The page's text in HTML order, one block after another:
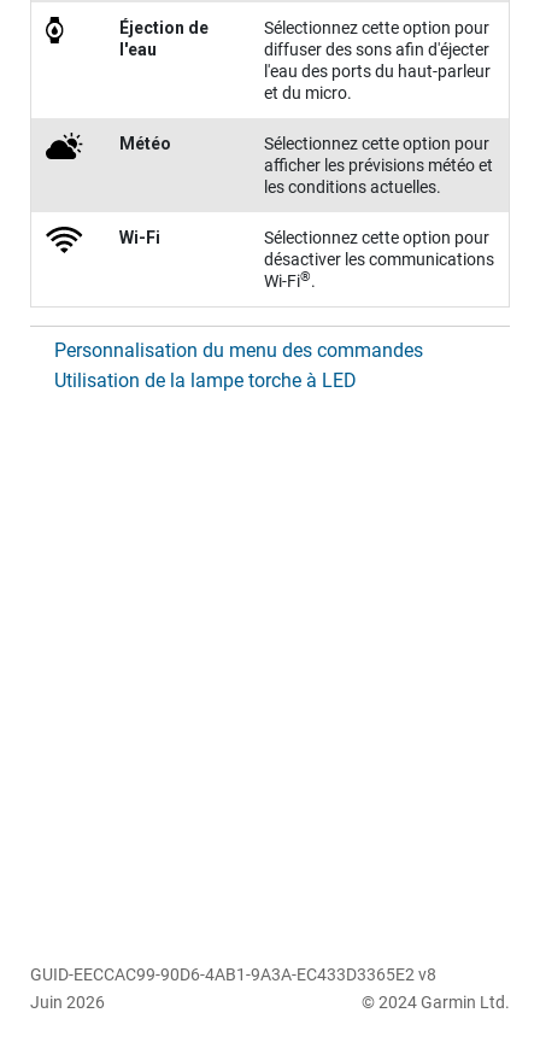
Éjection de
l'eau
Sélectionnez cette option pour
diffuser des sons afin d'éjecter
l'eau des ports du haut-parleur
et du micro.
Météo
Sélectionnez cette option pour
afficher les prévisions météo et
les conditions actuelles.
Wi-Fi
Sélectionnez cette option pour
désactiver les communications
Wi‑Fi®.
Personnalisation du menu des commandes
Utilisation de la lampe torche à LED
GUID-EECCAC99-90D6-4AB1-9A3A-EC433D3365E2 v8
Juin 2026
© 2024 Garmin Ltd.